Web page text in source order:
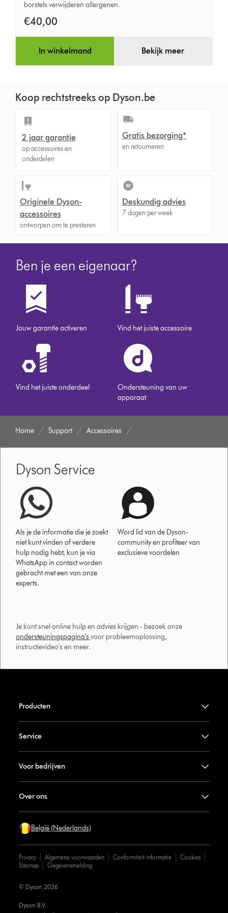
verwijderen
flexibele
parketborstel
borstels verwijderen allergenen.
€40,00
In winkelmand Bekijk meer
Koop rechtstreeks op Dyson.be
2 jaar garantie
op accessoires en
onderdelen
Gratis bezorging*
en retourneren
Originele Dyson-
accessoires
ontworpen om te presteren
Deskundig advies
7 dagen per week
Ben je een eigenaar?
Jouw garantie activeren Vind het juiste accessoire
Vind het juiste onderdeel
Ondersteuning van uw
apparaat
Home Support Accessoires
Dyson Service
Als je de informatie die je zoekt
niet kunt vinden of verdere
hulp nodig hebt, kun je via
WhatsApp in contact worden
gebracht met een van onze
experts.
Word lid van de Dyson-
community en profiteer van
exclusieve voordelen
Je kunt snel online hulp en advies krijgen - bezoek onze
ondersteuningspagina's voor probleemoplossing,
instructievideo's en meer.
Producten
Service
Voor bedrijven
Over ons
België (Nederlands)
Privacy Algemene voorwaarden Conformiteit informatie
Cookies
Sitemap
Gegevensmelding
Dyson B.V.
© Dyson 2026